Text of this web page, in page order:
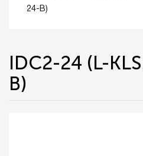
24-B)
IDC2-24 (L-
B)